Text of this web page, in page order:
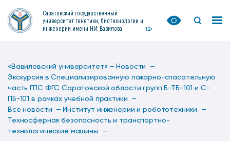
Саратовский государственный
университет генетики, биотехнологии и
инженерии имени Н.И. Вавилова
12+
«Вавиловский университет» — Новости —
Экскурсия в Специализированную пожарно-спасательную
часть ГПС ФГС Саратовской области групп Б-ТБ-101 и С-
ПБ-101 в рамках учебной практики —
Все новости — Институт инженерии и робототехники —
Техносферная безопасность и транспортно-
технологические машины —